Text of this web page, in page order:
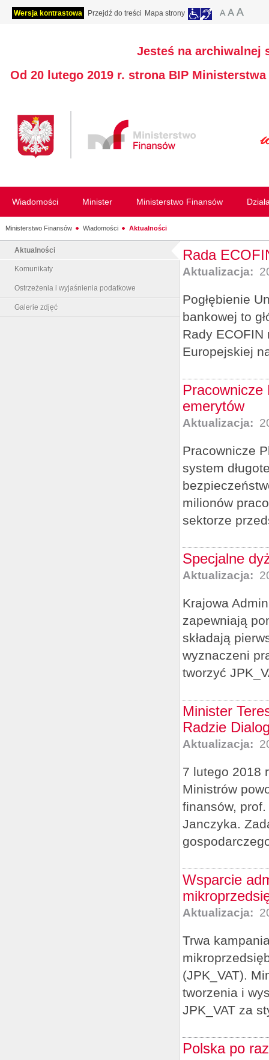
Wersja kontrastowa Przejdź do treści Mapa strony
Jesteś na archiwalnej
Od 20 lutego 2019 r. strona BIP
Wiadomości Minister Ministerstwo Finansów
Ministerstwo Finansów Wiadomości Aktualności
Aktualności
Komunikaty
Ostrzeżenia i wyjaśnienia podatkowe
Galerie zdjęć
Rada
Aktualizacja:
Pogłębienie
bankowej to
Rady
Europejskiej
Pracownicze
emerytów
Aktualizacja:
Pracownicze
system
milionów
sektorze
Specjalne
Aktualizacja:
Krajowa
zapewniają
składają
wyznaczeni
tworzyć
Minister
Radzie
Aktualizacja:
7 lutego 2018
Ministrów
finansów,
Janczyka.
Wsparcie
Aktualizacja:
Trwa
(JPK_VAT).
tworzenia i
JPK_VAT za
Polska po